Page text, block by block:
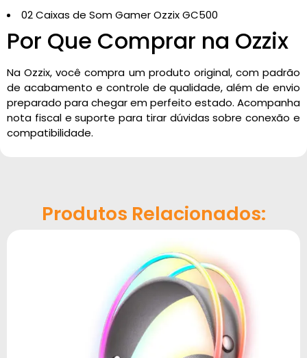
02 Caixas de Som Gamer Ozzix GC500
Por Que Comprar na Ozzix
Na Ozzix, você compra um produto original, com padrão
de acabamento e controle de qualidade, além de envio
preparado para chegar em perfeito estado. Acompanha
nota fiscal e suporte para tirar dúvidas sobre conexão e
compatibilidade.
Produtos Relacionados: